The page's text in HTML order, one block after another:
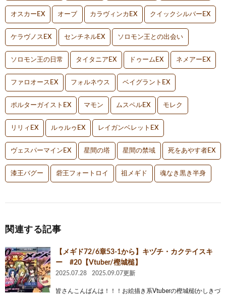
オスカーEX オーブ カラヴィンカEX クイックシルバーEX
ケラヴノスEX センチネルEX ソロモン王との出会い
ソロモン王の日常 タイタニアEX ドゥームEX ネメアーEX
ファロオースEX フォルネウス ベイグラントEX
ポルターガイストEX マモン ムスペルEX モレク
リリィEX ルゥルゥEX レイガンベレットEX
ヴェスパーマインEX 星間の塔 星間の禁域 死をあやす者EX
漆王バグー 砦王フォートロイ 祖メギド 魂なき黒き半身
関連する記事
【メギド72/6章53-1から】キヅチ・カクテイスキ
ー #20【Vtuber/樫城槌】
2025.07.28 2025.09.07更新
皆さんこんばんは！！！お絵描き系Vtuberの樫城槌(かしきづ